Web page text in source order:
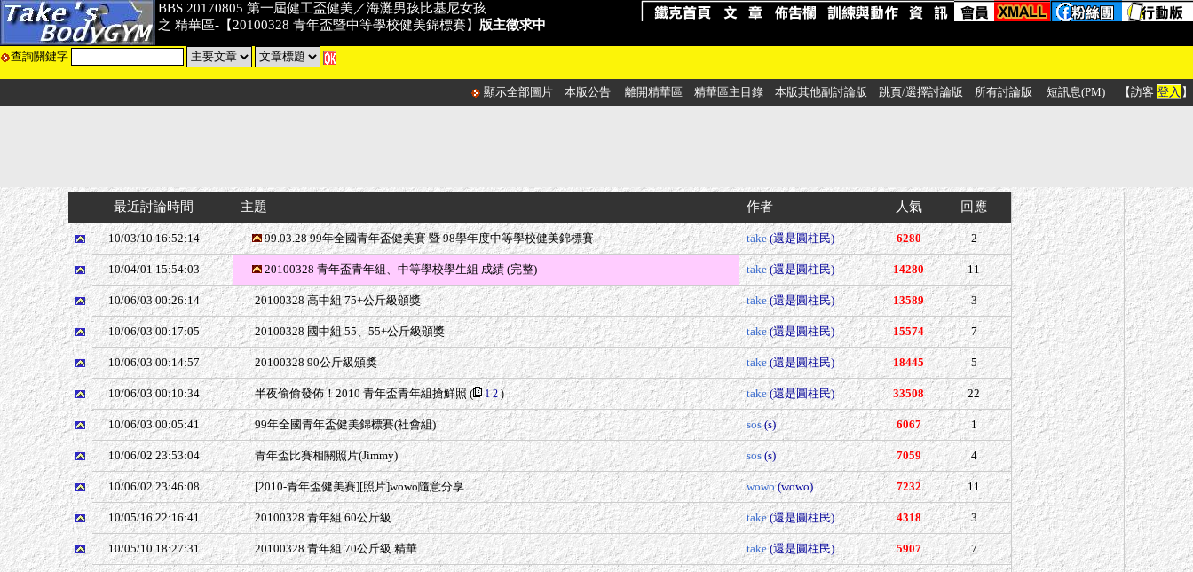
BBS 20170805 第一屆健工盃健美／海灘男孩比基尼女孩
之 精華區-【20100328 青年盃暨中等學校健美錦標賽】 版主徵求中
查詢關鍵字
顯示全部圖片 本版公告 離開精華區 精華區主目錄 本版其他副討論版 跳頁/選擇討論版 所有討論版 短訊息(PM) 【訪客 登入 】
最近討論時間 主題 作者 人氣 回應
10/03/10 16:52:14 99.03.28 99年全國青年盃健美賽 暨 98學年度中等學校健美錦標賽 take (還是圓柱民) 6280 2
10/04/01 15:54:03 20100328 青年盃青年組、中等學校學生組 成績 (完整) take (還是圓柱民) 14280 11
10/06/03 00:26:14 20100328 高中組 75+公斤級頒獎 take (還是圓柱民) 13589 3
10/06/03 00:17:05 20100328 國中組 55、55+公斤級頒獎 take (還是圓柱民) 15574 7
10/06/03 00:14:57 20100328 90公斤級頒獎 take (還是圓柱民) 18445 5
10/06/03 00:10:34 半夜偷偷發佈！2010 青年盃青年組搶鮮照( 1 2) take (還是圓柱民) 33508 22
10/06/03 00:05:41 99年全國青年盃健美錦標賽(社會組) sos (s) 6067 1
10/06/02 23:53:04 青年盃比賽相關照片(Jimmy) sos (s) 7059 4
10/06/02 23:46:08 [2010-青年盃健美賽][照片]wowo隨意分享 wowo (wowo) 7232 11
10/05/16 22:16:41 20100328 青年組 60公斤級 take (還是圓柱民) 4318 3
10/05/10 18:27:31 20100328 青年組 70公斤級 精華 take (還是圓柱民) 5907 7